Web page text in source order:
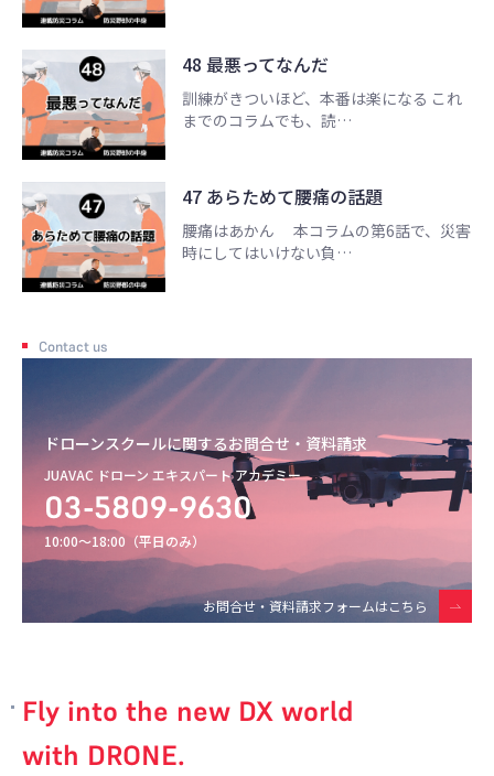
48 最悪ってなんだ
訓練がきついほど、本番は楽になる これ
までのコラムでも、読…
47 あらためて腰痛の話題
腰痛はあかん 本コラムの第6話で、災害
時にしてはいけない負…
Contact us
ドローンスクールに関するお問合せ・資料請求
JUAVAC ドローン エキスパート アカデミー
03-5809-9630
10:00〜18:00（平日のみ）
お問合せ・資料請求フォームはこちら
Fly into the new DX world
with DRONE.